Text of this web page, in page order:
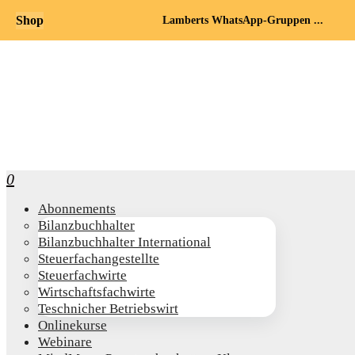
0
Abon­ne­ments
Bilanz­buch­hal­ter
Bilanz­buch­hal­ter International
Steu­er­fach­an­ge­stell­te
Steu­er­fach­wir­te
Wirt­schafts­fach­wir­te
Teschni­cher Betriebswirt
Online­kur­se
Web­i­na­re
Shop Lamberts WhatsApp-Gruppen ...